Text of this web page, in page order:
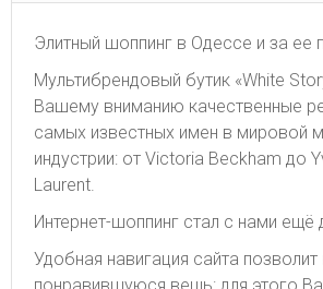
Элитный шоппинг в Одессе и за ее
Мультибрендовый бутик «White
Вашему вниманию качественные
самых известных имен в мировой
индустрии: от Victoria Beckham до
Laurent.
Интернет-шоппинг стал с нами ещё
Удобная навигация сайта
понравившуюся вещь: для этого